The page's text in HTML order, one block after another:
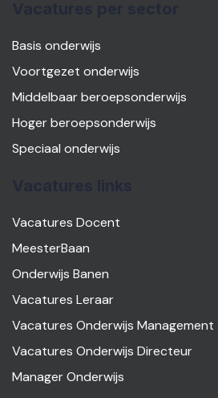
Basis onderwijs
Voortgezet onderwijs
Middelbaar beroepsonderwijs
Hoger beroepsonderwijs
Speciaal onderwijs
Vacatures Docent
MeesterBaan
Onderwijs Banen
Vacatures Leraar
Vacatures Onderwijs Management
Vacatures Onderwijs Directeur
Manager Onderwijs